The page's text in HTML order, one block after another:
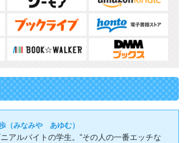
（みなみや あゆむ）
アルバイトの学生。“その人の一番エッチな